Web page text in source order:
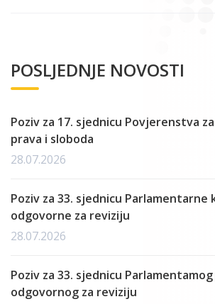
POSLJEDNJE NOVOSTI
Poziv za 17. sjednicu Povjerenstva
prava i sloboda
28.07.2026
Poziv za 33. sjednicu Parlamentarne
odgovorne za reviziju
28.07.2026
Poziv za 33. sjednicu
odgovornog za reviziju